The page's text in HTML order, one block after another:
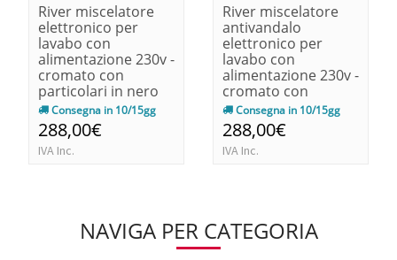
River miscelatore
elettronico per
lavabo con
alimentazione 230v -
cromato con
particolari in nero
140x90x68
Consegna in 10/15gg
288,00€
IVA Inc.
River miscelatore
antivandalo
elettronico per
lavabo con
alimentazione 230v -
cromato con
particolari in nero
140x90x68
Consegna in 10/15gg
288,00€
IVA Inc.
NAVIGA PER CATEGORIA